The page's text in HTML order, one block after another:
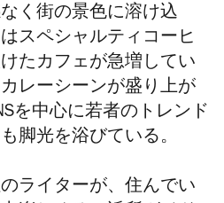
く街の景色に溶け込
スペシャルティコーヒ
たカフェが急増してい
レーシーンが盛り上が
を中心に若者のトレンド
脚光を浴びている。
ライターが、住んでい